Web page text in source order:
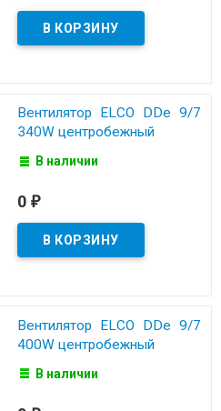
Вентилятор ELCO DDe 9/7
340W центробежный
В наличии
0 ₽
Вентилятор ELCO DDe 9/7
400W центробежный
В наличии